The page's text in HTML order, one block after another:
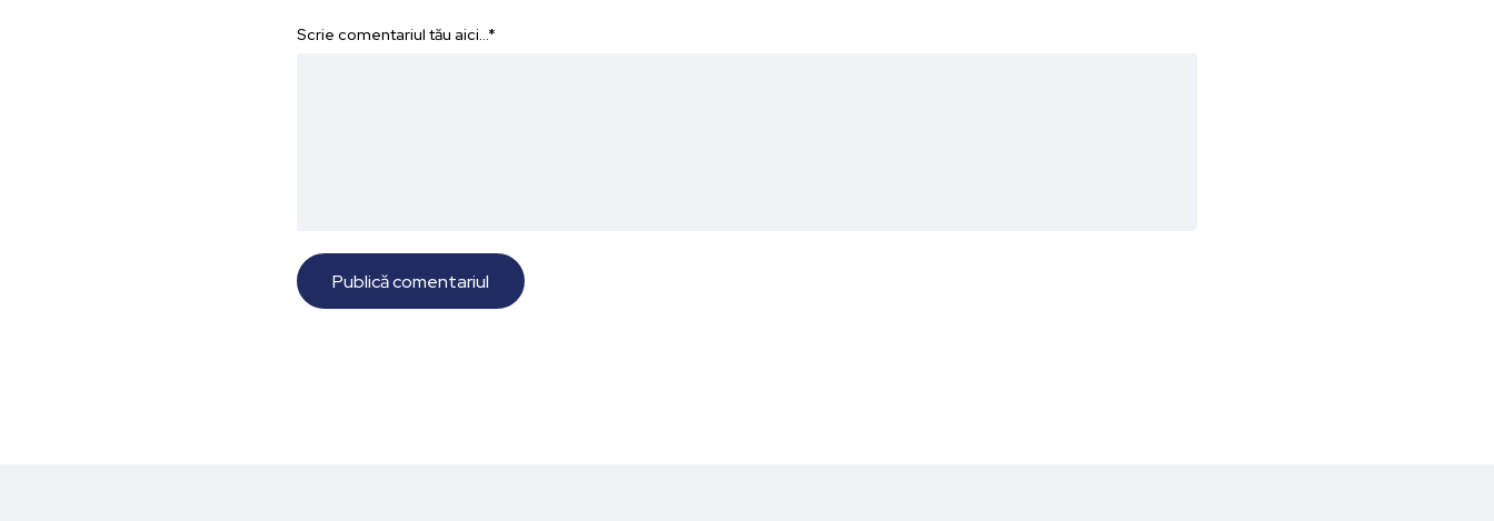
Scrie comentariul tău aici...*